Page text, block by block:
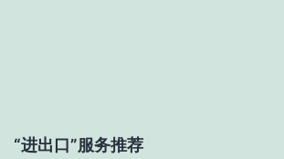
“进出口”服务推荐